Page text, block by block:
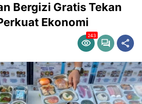
Bergizi Gratis Tekan
Ekonomi
243